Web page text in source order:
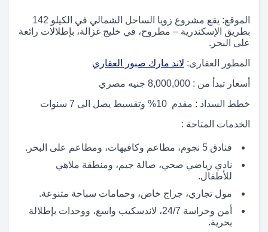
الموقع: يقع مشروع زويا الساحل الشمالي في الكيلو 142
بطريق الإسكندرية – مطروح، في خليج غزالة، بإطلالات رائعة
على البحر.
المطور العقارى: لاند مارك صبور العقاري
أسعار تبدأ من : 8,000,000 جنيه مصري
خطط السداد : مقدم 10% وتقسيط يصل الى 7 سنوات
الخدمات المتاحة :
فنادق 5 نجوم، مطاعم وكافيهات، ومطاعم على البحر.
نادي رياضي صحي، صالة جيم، ومنطقة ملاهي
للأطفال.
مول تجاري، جراج خاص، وحمامات سباحة متنوعة.
أمن وحراسة 24/7، لاندسكيب واسع، ووحدات بإطلالة
بحرية.